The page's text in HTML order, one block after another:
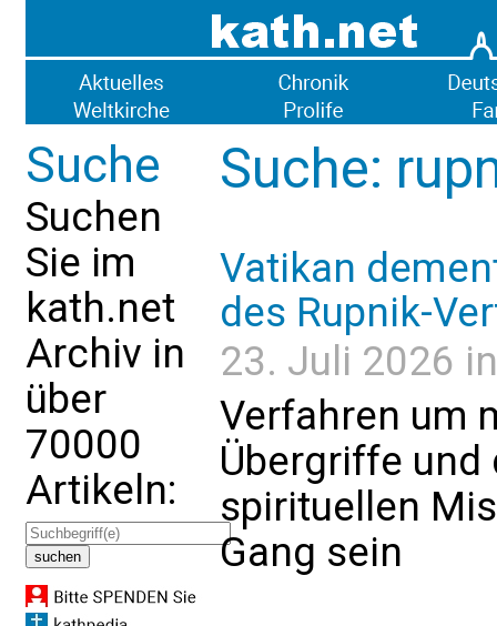
Suche
Suchen
Sie im
kath.net
Archiv in
über
70000
Artikeln:
Suche:
Vatikan
des Rupnik-
23. Juli 2026
Verfahren um
Übergriffe und
spirituellen
Gang sein